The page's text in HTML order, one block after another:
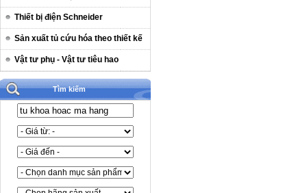
Thiết bị điện Schneider
Sản xuất tủ cứu hóa theo thiết kế
Vật tư phụ - Vật tư tiêu hao
Tìm kiếm